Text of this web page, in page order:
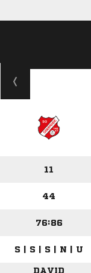
11
44
76:86
S | S | S | N | U
DAVID